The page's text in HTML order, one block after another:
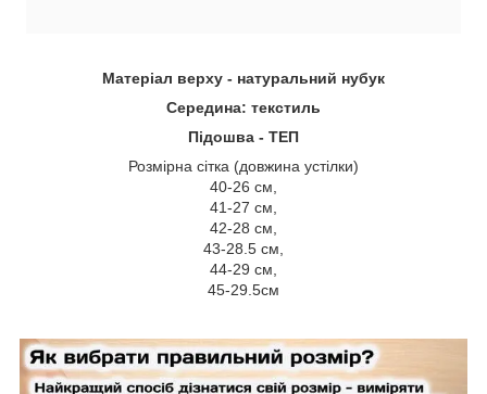
Матеріал верху - натуральний нубук
Середина: текстиль
Підошва - ТЕП
Розмірна сітка (довжина устілки)
40-26 см,
41-27 см,
42-28 см,
43-28.5 см,
44-29 см,
45-29.5см